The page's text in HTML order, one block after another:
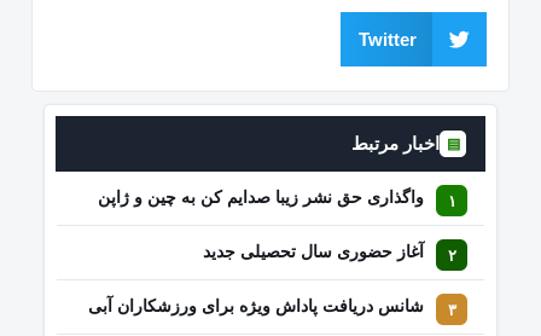
Twitter
▤ اخبار مرتبط
واگذاری حق نشر زیبا صدایم کن به چین و ژاپن
آغاز حضوری سال تحصیلی جدید
شانس دریافت پاداش ویژه برای ورزشکاران آبی